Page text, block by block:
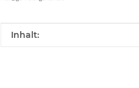
Produkteigenschaft
Wert
Inhalt: